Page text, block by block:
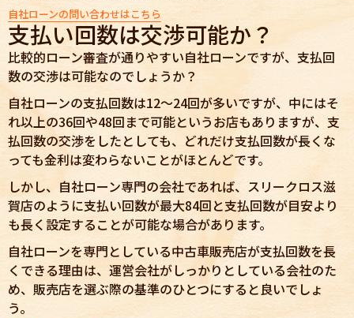
自社ローンの問い合わせはこちら
支払い回数は交渉可能か？
比較的ローン審査が通りやすい自社ローンですが、支払回
数の交渉は可能なのでしょうか？
自社ローンの支払回数は12～24回が多いですが、中にはそ
れ以上の36回や48回まで可能というお店もありますが、支
払回数の交渉をしたとしても、どれだけ支払回数が長くな
っても金利は変わらないことがほとんどです。
しかし、自社ローン専門の会社であれば、スリークロス滋
賀店のように支払い回数が最大84回と支払回数が目安より
も長く設定することが可能な場合があります。
自社ローンを専門としている中古車販売店が支払回数を長
くできる理由は、運営会社がしっかりとしている会社のた
め、販売店を選ぶ際の基準のひとつにすると良いでしょ
う。